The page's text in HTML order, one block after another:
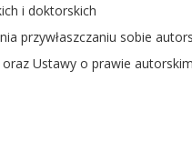
i doktorskich
przywłaszczaniu sobie
Ustawy o prawie